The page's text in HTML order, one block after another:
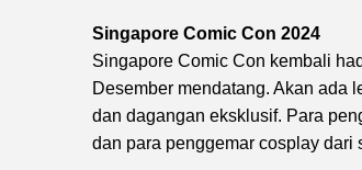
Singapore Comic Con 2024
Singapore Comic Con kembali
Desember mendatang. Akan ada
dan dagangan eksklusif. Para
dan para penggemar cosplay dari